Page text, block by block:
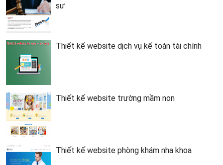
sư
Thiết kế website dịch vụ kế toán tài chính
Thiết kế website trường mầm non
Thiết kế website phòng khám nha khoa